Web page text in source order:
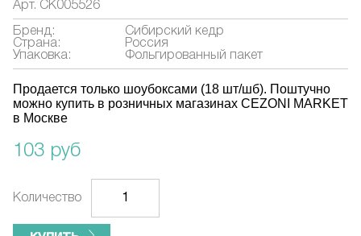
Арт. СК005526
Бренд:
Сибирский кедр
Страна:
Россия
Упаковка:
Фольгированный пакет
Продается только шоубоксами (18 шт/шб). Поштучно
можно купить в розничных магазинах CEZONI MARKET
в Москве
103 руб
Количество